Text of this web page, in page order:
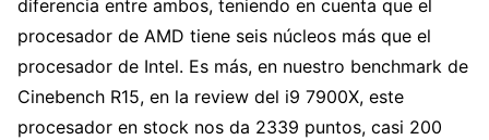
diferencia entre ambos, teniendo en cuenta que el
procesador de AMD tiene seis núcleos más que el
procesador de Intel. Es más, en nuestro benchmark de
Cinebench R15, en la review del i9 7900X, este
procesador en stock nos da 2339 puntos, casi 200